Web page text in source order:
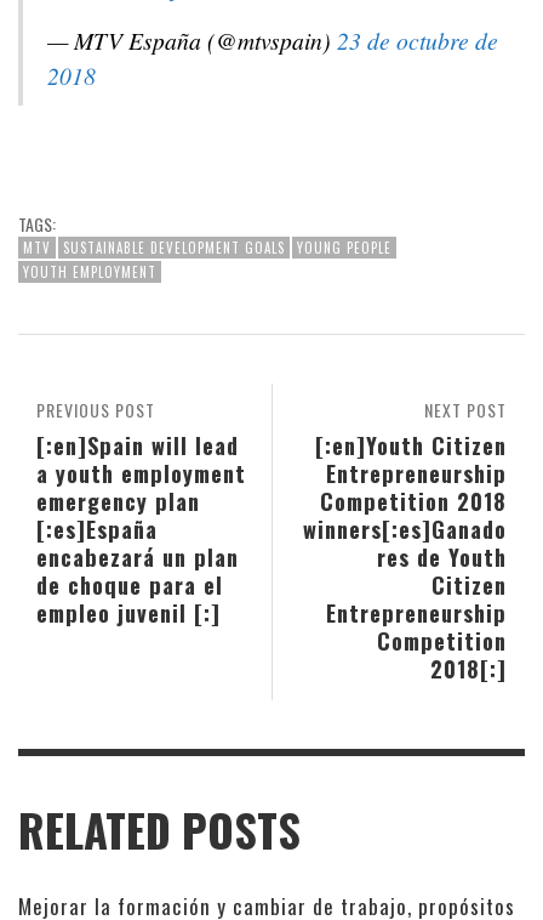
— MTV España (@mtvspain) 23 de octubre de
2018
TAGS:
MTV SUSTAINABLE DEVELOPMENT GOALS
YOUNG PEOPLE
YOUTH EMPLOYMENT
NEXT POST
[:en]Youth Citizen
Entrepreneurship
Competition 2018
winners[:es]Ganado
res de Youth
Citizen
Entrepreneurship
Competition
2018[:]
PREVIOUS POST
[:en]Spain will lead
a youth employment
emergency plan
[:es]España
encabezará un plan
de choque para el
empleo juvenil [:]
RELATED POSTS
Mejorar la formación y cambiar de trabajo, propósitos